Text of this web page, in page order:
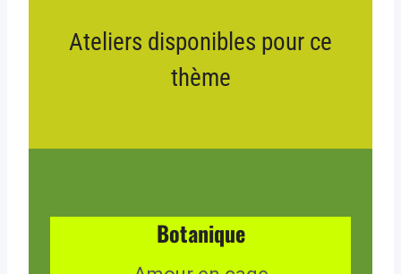
Ateliers disponibles pour ce
thème
Botanique